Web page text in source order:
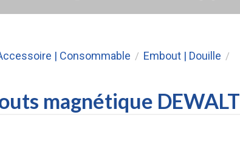
| Consommable / Embout | Douille /
magnétique DEWALT